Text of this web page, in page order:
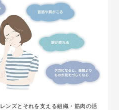
レンズとそれを支える組織・筋肉の活